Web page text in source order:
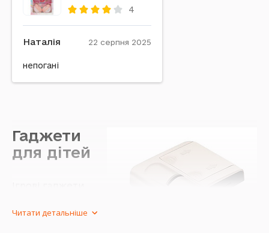
4
Наталія 22 серпня 2025
непогані
Гаджети
для дітей
пристрої, які
Читати детальніше